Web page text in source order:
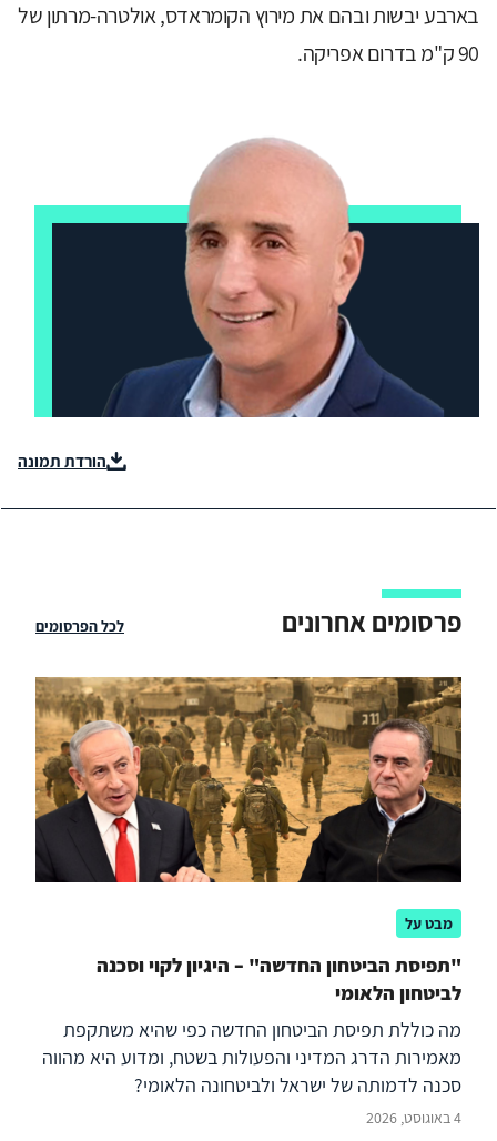
בארבע יבשות ובהם את מירוץ הקומראדס, אולטרה-מרתון של
90 ק"מ בדרום אפריקה.
הורדת תמונה
פרסומים אחרונים לכל הפרסומים
מבט על
"תפיסת הביטחון החדשה" – היגיון לקוי וסכנה
לביטחון הלאומי
מה כוללת תפיסת הביטחון החדשה כפי שהיא משתקפת
מאמירות הדרג המדיני והפעולות בשטח, ומדוע היא מהווה
סכנה לדמותה של ישראל ולביטחונה הלאומי?
4 באוגוסט, 2026